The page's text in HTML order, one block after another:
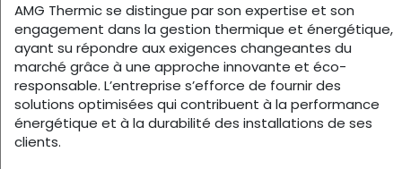
AMG Thermic se distingue par son expertise et son
engagement dans la gestion thermique et énergétique,
ayant su répondre aux exigences changeantes du
marché grâce à une approche innovante et éco-
responsable. L’entreprise s’efforce de fournir des
solutions optimisées qui contribuent à la performance
énergétique et à la durabilité des installations de ses
clients.